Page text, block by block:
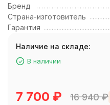
Бренд
Страна-изготовитель
Гарантия
Наличие на складе:
В наличии
7 700 ₽ 16 940₽